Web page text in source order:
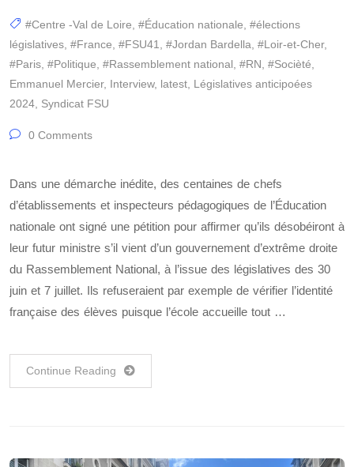
#Centre -Val de Loire #Éducation nationale #élections
législatives #France #FSU41 #Jordan Bardella #Loir-et-Cher,
#Paris #Politique #Rassemblement national #RN #Socièté
Emmanuel Mercier, Interview, latest Législatives anticipoées
2024 Syndicat FSU
0 Comments
Dans une démarche inédite, des centaines de chefs
d’établissements et inspecteurs pédagogiques de l’Éducation
nationale ont signé une pétition pour affirmer qu’ils désobéiront à
leur futur ministre s’il vient d’un gouvernement d’extrême droite
du Rassemblement National, à l’issue des législatives des 30
juin et 7 juillet. Ils refuseraient par exemple de vérifier l’identité
française des élèves puisque l’école accueille tout …
Continue Reading